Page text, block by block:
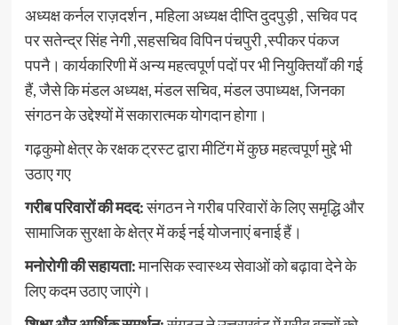
अध्यक्ष कर्नल राज़दर्शन , महिला अध्यक्ष दीप्ति दुदपुड़ी , सचिव पद
पर सतेन्द्र सिंह नेगी ,सहसचिव विपिन पंचपुरी ,स्पीकर पंकज
पपनै। कार्यकारिणी में अन्य महत्वपूर्ण पदों पर भी नियुक्तियाँ की गई
हैं, जैसे कि मंडल अध्यक्ष, मंडल सचिव, मंडल उपाध्यक्ष, जिनका
संगठन के उद्देश्यों में सकारात्मक योगदान होगा।
गढ़कुमो क्षेत्र के रक्षक ट्रस्ट द्वारा मीटिंग में कुछ महत्वपूर्ण मुद्दे भी
उठाए गए
गरीब परिवारों की मदद:संगठन ने गरीब परिवारों के लिए समृद्धि और
सामाजिक सुरक्षा के क्षेत्र में कई नई योजनाएं बनाई हैं।
मनोरोगी की सहायता:मानसिक स्वास्थ्य सेवाओं को बढ़ावा देने के
लिए कदम उठाए जाएंगे।